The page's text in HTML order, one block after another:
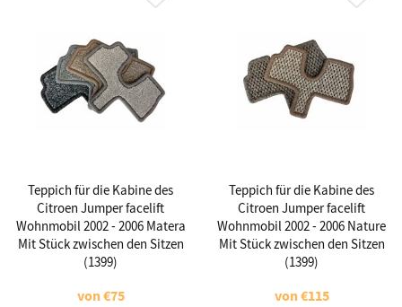
Teppich für die Kabine des
Citroen Jumper facelift
Wohnmobil 2002 - 2006 Matera
Mit Stück zwischen den Sitzen
(1399)
von€75
Teppich für die Kabine des
Citroen Jumper facelift
Wohnmobil 2002 - 2006 Nature
Mit Stück zwischen den Sitzen
(1399)
von€115